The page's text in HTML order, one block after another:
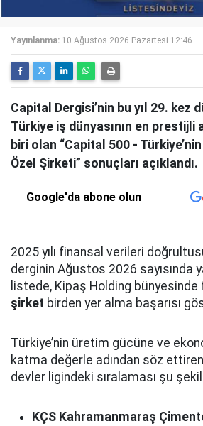
Yayınlanma: 10 Ağustos 2026 Pazartesi 12:46
Capital Dergisi’nin bu yıl 29. kez
Türkiye iş dünyasının en prestijli
biri olan “Capital 500 -
Özel Şirketi” sonuçları açıklandı.
Google'da abone olun
2025 yılı finansal verileri
derginin Ağustos 2026 sayısında
listede, Kipaş Holding
şirket birden yer alma başarısı
Türkiye’nin üretim gücüne ve
katma değerle adından söz
devler ligindeki sıralaması şu
KÇS Kahramanmaraş